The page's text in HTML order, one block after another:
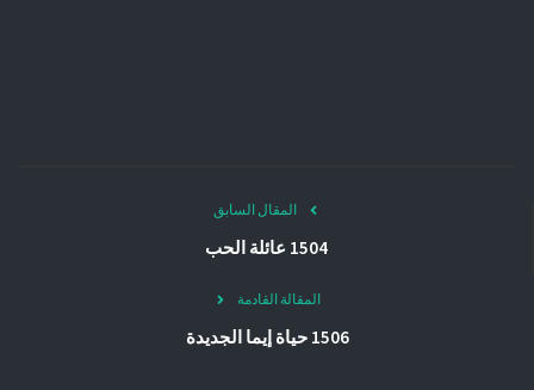
المقال السابق
1504 عائلة الحب
المقالة القادمة
1506 حياة إيما الجديدة